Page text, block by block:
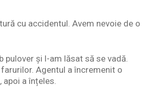
cu accidentul. Avem nevoie de o
pulover și l-am lăsat să se vadă.
Agentul a încremenit o
apoi a înțeles.